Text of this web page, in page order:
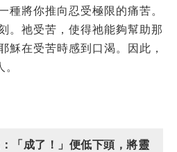
種將你推向忍受極限的痛苦。
。祂受苦，使得祂能夠幫助那
穌在受苦時感到口渴。因此，
「成了！」便低下頭，將靈